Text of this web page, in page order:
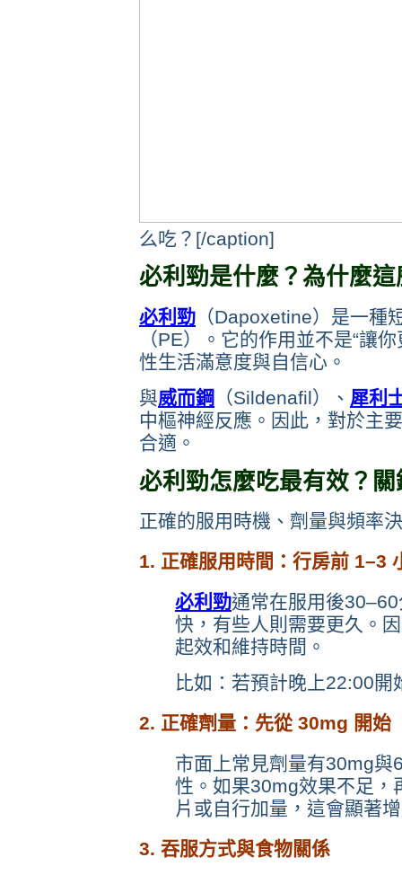
么吃？[/caption]
必利勁是什麼？為什麼
必利勁 （Dapoxetine）是一種
（PE）。它的作用並不是“讓
性生活滿意度與自信心。
與威而鋼 （Sildenafil）、 犀利
中樞神經反應。因此，對於主
合適。
必利勁怎麼吃最有效？
正確的服用時機、劑量與頻率
1. 正確服用時間：行房前 1–3
必利勁通常在服用後
快，有些人則需要更久。
起效和維持時間。
比如：若預計晚上22:00
2. 正確劑量：先從 30mg 開始
市面上常見劑量有30mg
性。如果30mg效果不足，
片或自行加量，這會顯著
3. 吞服方式與食物關係